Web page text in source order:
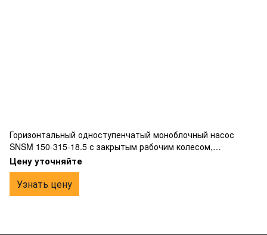
Горизонтальный одноступенчатый моноблочный насос
SNSM 150-315-18.5 с закрытым рабочим колесом,
фланцевым подключением, жесткой муфтой, изготовлен из
чугуна.
Цену уточняйте
Узнать цену